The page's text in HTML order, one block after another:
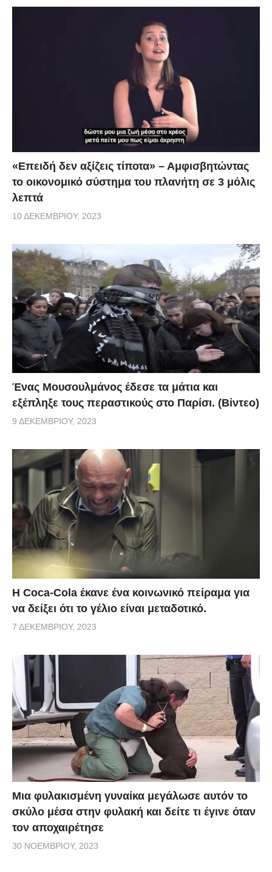
«Επειδή δεν αξίζεις τίποτα» – Αμφισβητώντας
το οικονομικό σύστημα του πλανήτη σε 3 μόλις
λεπτά
10 ΔΕΚΕΜΒΡΊΟΥ, 2023
Ένας Μουσουλμάνος έδεσε τα μάτια και
εξέπληξε τους περαστικούς στο Παρίσι. (Βίντεο)
9 ΔΕΚΕΜΒΡΊΟΥ, 2023
Η Coca-Cola έκανε ένα κοινωνικό πείραμα για
να δείξει ότι το γέλιο είναι μεταδοτικό.
7 ΔΕΚΕΜΒΡΊΟΥ, 2023
Μια φυλακισμένη γυναίκα μεγάλωσε αυτόν το
σκύλο μέσα στην φυλακή και δείτε τι έγινε όταν
τον αποχαιρέτησε
30 ΝΟΕΜΒΡΊΟΥ, 2023